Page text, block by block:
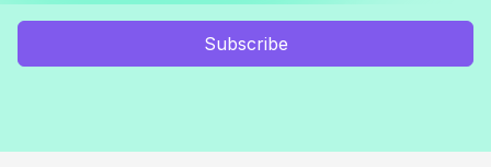
Subscribe